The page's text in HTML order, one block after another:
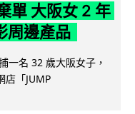
單 大阪女 2 年
周邊產品
一名 32 歲大阪女子，
店「JUMP